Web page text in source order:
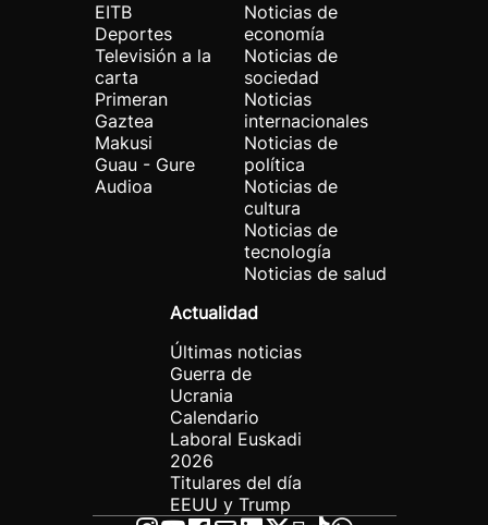
EITB
Deportes
Televisión a la
carta
Primeran
Gaztea
Makusi
Guau - Gure
Audioa
Noticias de
economía
Noticias de
sociedad
Noticias
internacionales
Noticias de
política
Noticias de
cultura
Noticias de
tecnología
Noticias de salud
Actualidad
Últimas noticias
Guerra de
Ucrania
Calendario
Laboral Euskadi
2026
Titulares del día
EEUU y Trump